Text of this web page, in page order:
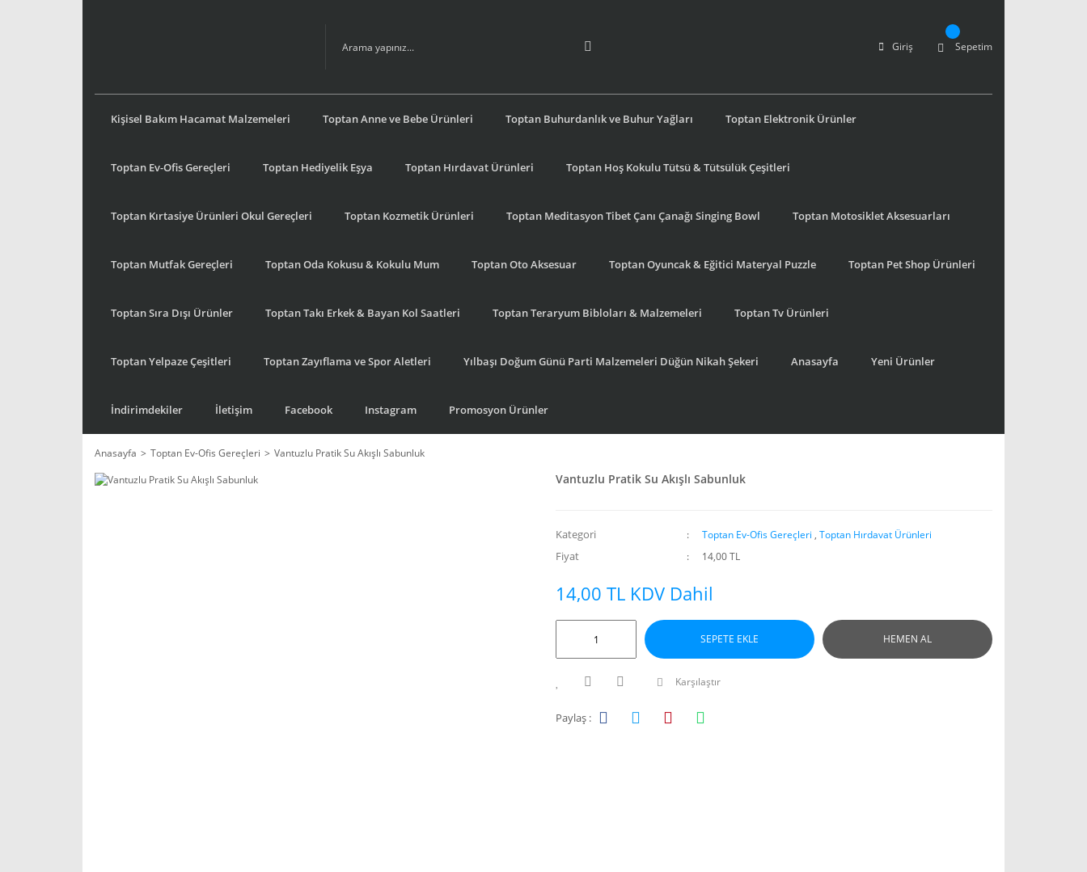
Giriş Sepetim
Kişisel Bakım Hacamat Malzemeleri Toptan Anne ve Bebe Ürünleri Toptan Buhurdanlık ve Buhur Yağları Toptan Elektronik Ürünler
Toptan Ev-Ofis Gereçleri Toptan Hediyelik Eşya Toptan Hırdavat Ürünleri Toptan Hoş Kokulu Tütsü & Tütsülük Çeşitleri
Toptan Kırtasiye Ürünleri Okul Gereçleri Toptan Kozmetik Ürünleri Toptan Meditasyon Tibet Çanı Çanağı Singing Bowl Toptan Motosiklet Aksesuarları
Toptan Mutfak Gereçleri Toptan Oda Kokusu & Kokulu Mum Toptan Oto Aksesuar Toptan Oyuncak & Eğitici Materyal Puzzle Toptan Pet Shop Ürünleri
Toptan Sıra Dışı Ürünler Toptan Takı Erkek & Bayan Kol Saatleri Toptan Teraryum Bibloları & Malzemeleri Toptan Tv Ürünleri
Toptan Yelpaze Çeşitleri Toptan Zayıflama ve Spor Aletleri Yılbaşı Doğum Günü Parti Malzemeleri Düğün Nikah Şekeri Anasayfa Yeni Ürünler
İndirimdekiler İletişim Facebook Instagram Promosyon Ürünler
Anasayfa Toptan Ev-Ofis Gereçleri Vantuzlu Pratik Su Akışlı Sabunluk
Vantuzlu Pratik Su Akışlı Sabunluk
Kategori Toptan Ev-Ofis Gereçleri , Toptan Hırdavat Ürünleri
Fiyat 14,00 TL
14,00 TL KDV Dahil
SEPETE EKLE HEMEN AL
Karşılaştır
Paylaş :